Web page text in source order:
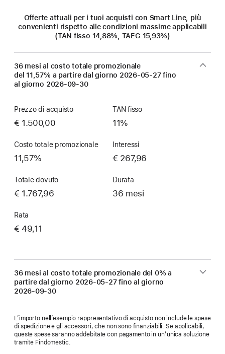
Offerte attuali per i tuoi acquisti con Smart Line, più
convenienti rispetto alle condizioni massime applicabili
(TAN fisso 14,88%, TAEG 15,93%)
36 mesi al costo totale promozionale
del 11,57% a partire dal giorno 2026-05-27fino
al giorno 2026-09-30
Prezzo di acquisto
€ 1.500,00
TAN fisso
11%
Costo totale promozionale
11,57%
Interessi
€ 267,96
Totale dovuto
€ 1.767,96
Durata
36 mesi
Rata
€ 49,11
36 mesi al costo totale promozionale del 0% a
partire dal giorno 2026-05-27fino al giorno
2026-09-30
L’importo nell’esempio rappresentativo di acquisto non include le spese
di spedizione e gli accessori, che non sono finanziabili. Se applicabili,
queste spese saranno addebitate con pagamento in un’unica soluzione
tramite Findomestic.